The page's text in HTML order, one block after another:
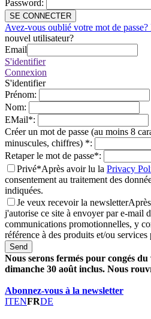
Password:
SE CONNECTER
Avez-vous oublié votre mot de passe?
nouvel utilisateur?
Email
S'identifier
Connexion
S'identifier
Prénom:
Nom:
EMail*:
Créer un mot de passe (au moins 8
minuscules, chiffres) *:
Retaper le mot de passe*:
Privé*Après avoir lu la Privacy
consentement au traitement des
indiquées.
Je veux recevoir la newsletter
j'autorise ce site à envoyer par e-mail
communications promotionnelles, y
référence à des produits et/ou services
Send
Nous serons fermés pour congés
dimanche 30 août inclus. Nous
Abonnez-vous à la newsletter
ITENFRDE